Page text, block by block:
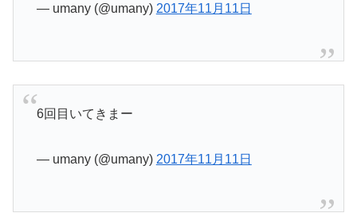
— umany (@umany) 2017年11月11日
6回目いてきまー
— umany (@umany) 2017年11月11日